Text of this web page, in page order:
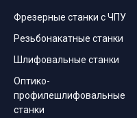
Фрезерные станки с ЧПУ
Резьбонакатные станки
Шлифовальные станки
Оптико-
профилешлифовальные
станки